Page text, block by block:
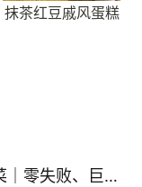
抹茶红豆戚风蛋糕
粉丝鸡蛋炒包菜｜零失败、巨下饭